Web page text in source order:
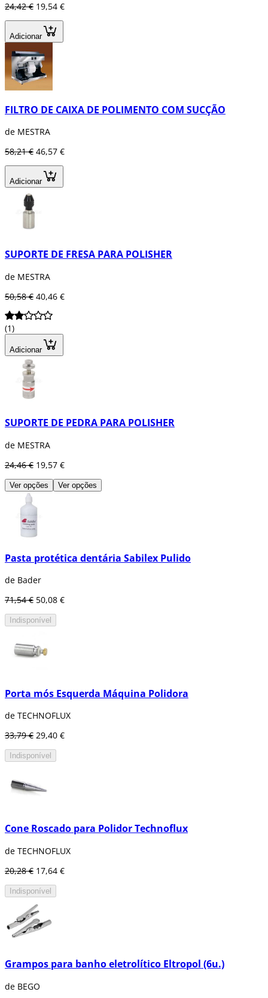
24,42 € 19,54 €
Adicionar
FILTRO DE CAIXA DE POLIMENTO COM SUCÇÃO
de MESTRA
58,21 € 46,57 €
Adicionar
SUPORTE DE FRESA PARA POLISHER
de MESTRA
50,58 € 40,46 €
(1)
Adicionar
SUPORTE DE PEDRA PARA POLISHER
de MESTRA
24,46 € 19,57 €
Ver opções Ver opções
Pasta protética dentária Sabilex Pulido
de Bader
71,54 € 50,08 €
Indisponível
Porta mós Esquerda Máquina Polidora
de TECHNOFLUX
33,79 € 29,40 €
Indisponível
Cone Roscado para Polidor Technoflux
de TECHNOFLUX
20,28 € 17,64 €
Indisponível
Grampos para banho eletrolítico Eltropol (6u.)
de BEGO